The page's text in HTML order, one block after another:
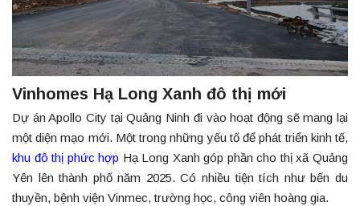
Vinhomes Hạ Long Xanh đô thị mới
Dự án Apollo City tại Quảng Ninh đi vào hoạt động sẽ mang lại
một diện mạo mới. Một trong những yếu tố để phát triển kinh tế,
khu đô thị phức hợp Hạ Long Xanh góp phần cho thị xã Quảng
Yên lên thành phố năm 2025. Có nhiều tiện tích như bến du
thuyền, bệnh viện Vinmec, trường học, công viên hoàng gia.